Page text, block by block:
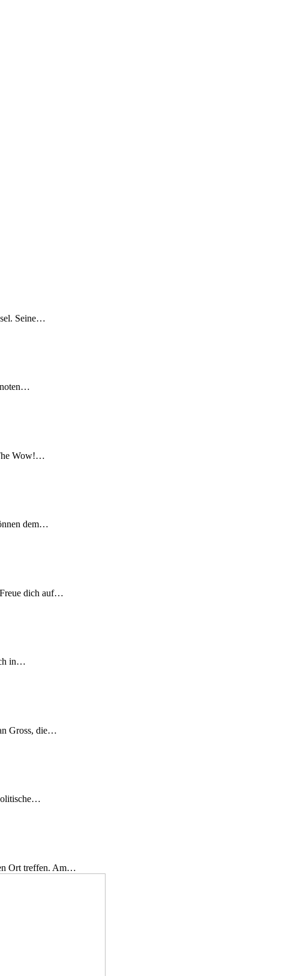
Seine…
Wow!…
dem…
dich auf…
in…
Gross, die…
Ort treffen. Am…